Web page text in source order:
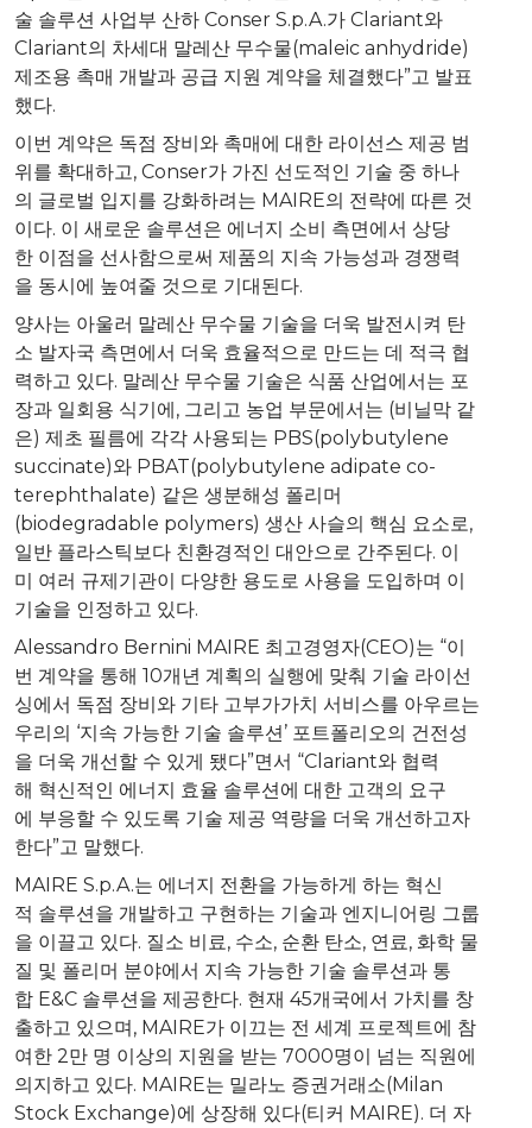
술 솔루션 사업부 산하 Conser S.p.A.가 Clariant와
Clariant의 차세대 말레산 무수물(maleic anhydride)
제조용 촉매 개발과 공급 지원 계약을 체결했다”고 발표
했다.
이번 계약은 독점 장비와 촉매에 대한 라이선스 제공 범
위를 확대하고, Conser가 가진 선도적인 기술 중 하나
의 글로벌 입지를 강화하려는 MAIRE의 전략에 따른 것
이다. 이 새로운 솔루션은 에너지 소비 측면에서 상당
한 이점을 선사함으로써 제품의 지속 가능성과 경쟁력
을 동시에 높여줄 것으로 기대된다.
양사는 아울러 말레산 무수물 기술을 더욱 발전시켜 탄
소 발자국 측면에서 더욱 효율적으로 만드는 데 적극 협
력하고 있다. 말레산 무수물 기술은 식품 산업에서는 포
장과 일회용 식기에, 그리고 농업 부문에서는 (비닐막 같
은) 제초 필름에 각각 사용되는 PBS(polybutylene
succinate)와 PBAT(polybutylene adipate co-
terephthalate) 같은 생분해성 폴리머
(biodegradable polymers) 생산 사슬의 핵심 요소로,
일반 플라스틱보다 친환경적인 대안으로 간주된다. 이
미 여러 규제기관이 다양한 용도로 사용을 도입하며 이
기술을 인정하고 있다.
Alessandro Bernini MAIRE 최고경영자(CEO)는 “이
번 계약을 통해 10개년 계획의 실행에 맞춰 기술 라이선
싱에서 독점 장비와 기타 고부가가치 서비스를 아우르는
우리의 ‘지속 가능한 기술 솔루션’ 포트폴리오의 건전성
을 더욱 개선할 수 있게 됐다”면서 “Clariant와 협력
해 혁신적인 에너지 효율 솔루션에 대한 고객의 요구
에 부응할 수 있도록 기술 제공 역량을 더욱 개선하고자
한다”고 말했다.
MAIRE S.p.A.는 에너지 전환을 가능하게 하는 혁신
적 솔루션을 개발하고 구현하는 기술과 엔지니어링 그룹
을 이끌고 있다. 질소 비료, 수소, 순환 탄소, 연료, 화학 물
질 및 폴리머 분야에서 지속 가능한 기술 솔루션과 통
합 E&C 솔루션을 제공한다. 현재 45개국에서 가치를 창
출하고 있으며, MAIRE가 이끄는 전 세계 프로젝트에 참
여한 2만 명 이상의 지원을 받는 7000명이 넘는 직원에
의지하고 있다. MAIRE는 밀라노 증권거래소(Milan
Stock Exchange)에 상장해 있다(티커 MAIRE). 더 자